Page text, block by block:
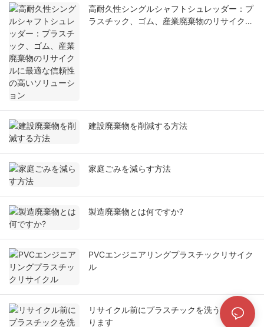
高耐久性シングルシャフトシュレッダー：プ
ラスチック、ゴム、産業廃棄物のリサイクル
建設廃棄物を削減する方法
家庭ごみを減らす方法
製造廃棄物とは何ですか?
PVCエンジニアリングプラスチックリサイク
ル
リサイクル前にプラスチックを洗う必要があ
ります